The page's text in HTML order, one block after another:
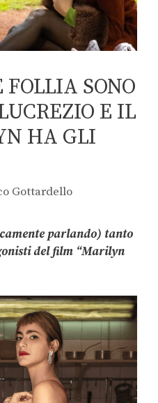
SONO
E IL
HA GLI
Gottardello
parlando) tanto
del film “Marilyn